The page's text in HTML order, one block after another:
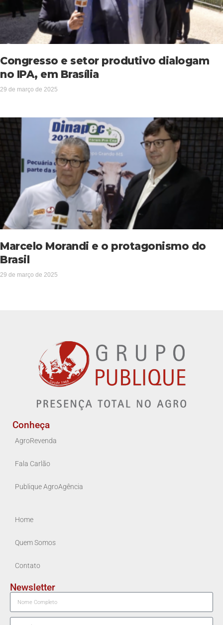
Congresso e setor produtivo dialogam
no IPA, em Brasília
29 de março de 2025
Marcelo Morandi e o protagonismo do
Brasil
29 de março de 2025
Conheça
AgroRevenda
Fala Carlão
Publique AgroAgência
Home
Quem Somos
Contato
Newsletter